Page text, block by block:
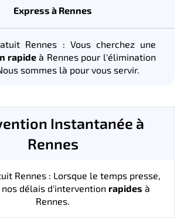
Express à Rennes
Rennes : Vous cherchez une
rapideà Rennes pour l'élimination
sommes là pour vous servir.
Instantanée à
Rennes
Rennes : Lorsque le temps presse,
délais d'intervention rapides à
Rennes.